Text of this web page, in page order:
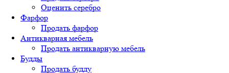
Оценить серебро
Фарфор
Продать фарфор
Антикварная мебель
Продать антикварную мебель
Будды
Продать будду
+7 (499) 390-51-70
Работаем с 10:00 до
22:00 без выходных
Реставрация икон